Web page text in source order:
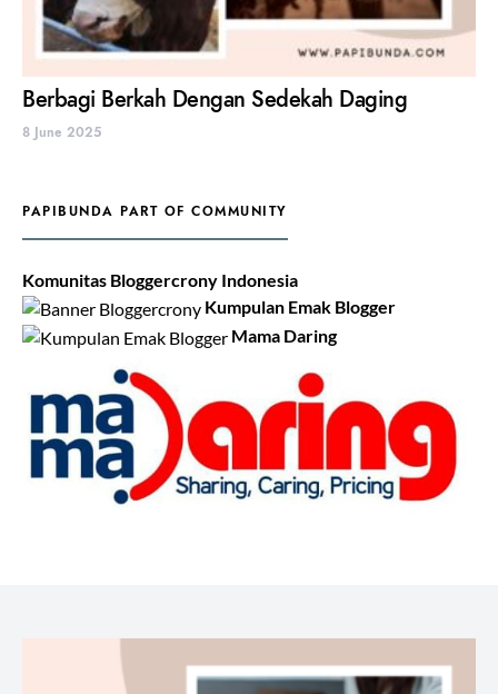
Berbagi Berkah Dengan Sedekah Daging
8 June 2025
PAPIBUNDA PART OF COMMUNITY
Komunitas Bloggercrony Indonesia
Kumpulan Emak Blogger
Mama Daring